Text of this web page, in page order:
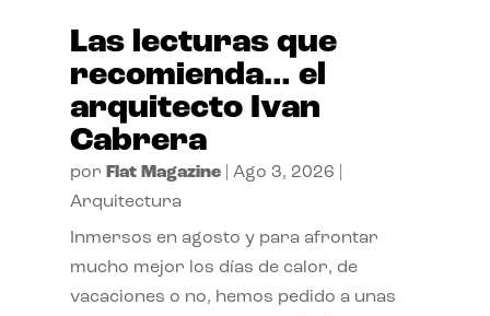
Las lecturas que
recomienda… el
arquitecto Ivan
Cabrera
por Flat Magazine| Ago 3, 2026
Arquitectura
Inmersos en agosto y para afrontar
mucho mejor los días de calor, de
vacaciones o no, hemos pedido a unas